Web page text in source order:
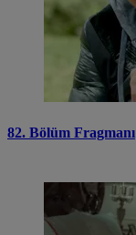
82. Bölüm Fragmanı